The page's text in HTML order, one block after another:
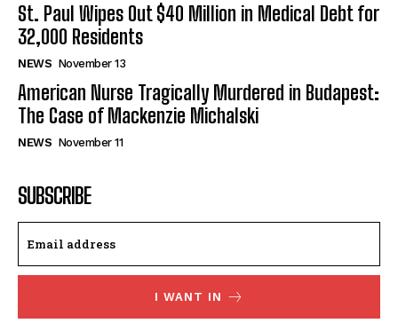
St. Paul Wipes Out $40 Million in Medical Debt for
32,000 Residents
NEWS November 13
American Nurse Tragically Murdered in Budapest:
The Case of Mackenzie Michalski
NEWS November 11
SUBSCRIBE
I WANT IN